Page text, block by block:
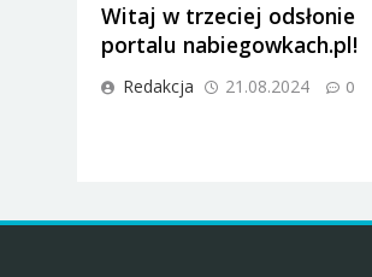
Witaj w trzeciej odsłonie
portalu nabiegowkach.pl!
Redakcja 21.08.2024 0